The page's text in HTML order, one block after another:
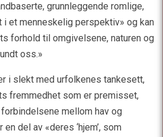
grunnleggende romlige,
et menneskelig perspektiv» og kan
forhold til omgivelsene, naturen og
oss.»
i slekt med urfolkenes tankesett,
fremmedhet som er premisset,
mellom hav og
del av «deres ‘hjem’, som